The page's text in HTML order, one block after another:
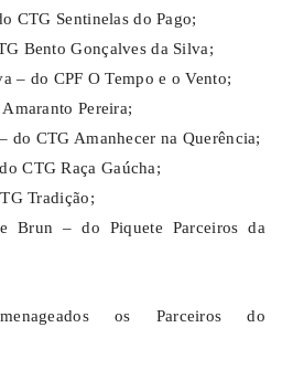
CTG Sentinelas do Pago;
Bento Gonçalves da Silva;
– do CPF O Tempo e o Vento;
Pereira;
do CTG Amanhecer na Querência;
CTG Raça Gaúcha;
Tradição;
Brun – do Piquete Parceiros da
os Parceiros do